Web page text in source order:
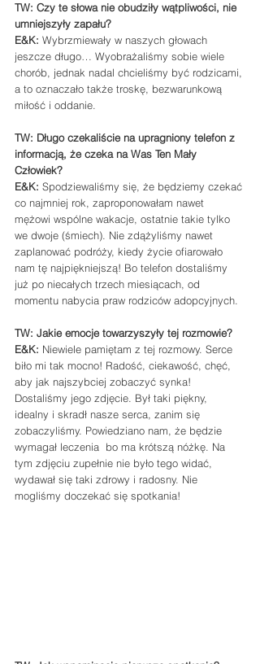
TW: Czy te słowa nie obudziły wątpliwości, nie
umniejszyły zapału?
E&K: Wybrzmiewały w naszych głowach
jeszcze długo… Wyobrażaliśmy sobie wiele
chorób, jednak nadal chcieliśmy być rodzicami,
a to oznaczało także troskę, bezwarunkową
miłość i oddanie.
TW: Długo czekaliście na upragniony telefon z
informacją, że czeka na Was Ten Mały
Człowiek?
E&K: Spodziewaliśmy się, że będziemy czekać
co najmniej rok, zaproponowałam nawet
mężowi wspólne wakacje, ostatnie takie tylko
we dwoje (śmiech). Nie zdążyliśmy nawet
zaplanować podróży, kiedy życie ofiarowało
nam tę najpiękniejszą! Bo telefon dostaliśmy
już po niecałych trzech miesiącach, od
momentu nabycia praw rodziców adopcyjnych.
TW: Jakie emocje towarzyszyły tej rozmowie?
E&K: Niewiele pamiętam z tej rozmowy. Serce
biło mi tak mocno! Radość, ciekawość, chęć,
aby jak najszybciej zobaczyć synka!
Dostaliśmy jego zdjęcie. Był taki piękny,
idealny i skradł nasze serca, zanim się
zobaczyliśmy. Powiedziano nam, że będzie
wymagał leczenia  bo ma krótszą nóżkę. Na
tym zdjęciu zupełnie nie było tego widać,
wydawał się taki zdrowy i radosny. Nie
mogliśmy doczekać się spotkania!